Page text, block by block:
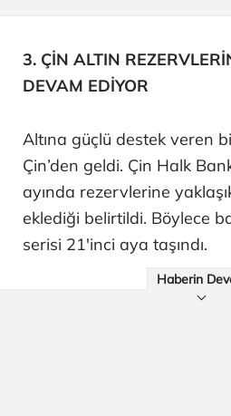
3. ÇİN ALTIN
DEVAM EDİYOR
Altına güçlü destek veren
Çin’den geldi. Çin Halk
ayında rezervlerine
eklediği belirtildi. Böylece
serisi 21'inci aya taşındı.
Haberin